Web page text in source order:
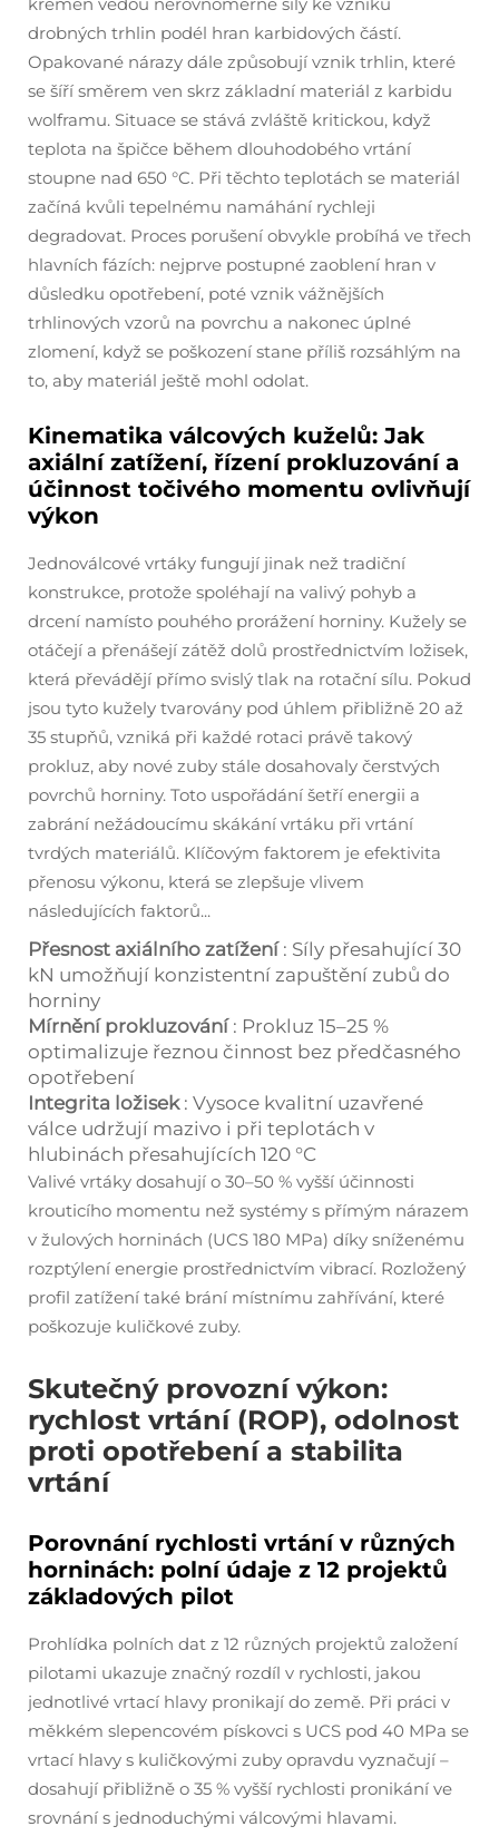
drobných trhlin podél hran karbidových částí.
Opakované nárazy dále způsobují vznik trhlin, které
se šíří směrem ven skrz základní materiál z karbidu
wolframu. Situace se stává zvláště kritickou, když
teplota na špičce během dlouhodobého vrtání
stoupne nad 650 °C. Při těchto teplotách se materiál
začíná kvůli tepelnému namáhání rychleji
degradovat. Proces porušení obvykle probíhá ve třech
hlavních fázích: nejprve postupné zaoblení hran v
důsledku opotřebení, poté vznik vážnějších
trhlinových vzorů na povrchu a nakonec úplné
zlomení, když se poškození stane příliš rozsáhlým na
to, aby materiál ještě mohl odolat.
Kinematika válcových kuželů: Jak
axiální zatížení, řízení prokluzování a
účinnost točivého momentu ovlivňují
výkon
Jednoválcové vrtáky fungují jinak než tradiční
konstrukce, protože spoléhají na valivý pohyb a
drcení namísto pouhého prorážení horniny. Kužely se
otáčejí a přenášejí zátěž dolů prostřednictvím ložisek,
která převádějí přímo svislý tlak na rotační sílu. Pokud
jsou tyto kužely tvarovány pod úhlem přibližně 20 až
35 stupňů, vzniká při každé rotaci právě takový
prokluz, aby nové zuby stále dosahovaly čerstvých
povrchů horniny. Toto uspořádání šetří energii a
zabrání nežádoucímu skákání vrtáku při vrtání
tvrdých materiálů. Klíčovým faktorem je efektivita
přenosu výkonu, která se zlepšuje vlivem
následujících faktorů...
Přesnost axiálního zatížení : Síly přesahující 30
kN umožňují konzistentní zapuštění zubů do
horniny
Mírnění prokluzování : Prokluz 15–25 %
optimalizuje řeznou činnost bez předčasného
opotřebení
Integrita ložisek : Vysoce kvalitní uzavřené
válce udržují mazivo i při teplotách v
hlubinách přesahujících 120 °C
Valivé vrtáky dosahují o 30–50 % vyšší účinnosti
krouticího momentu než systémy s přímým nárazem
v žulových horninách (UCS 180 MPa) díky sníženému
rozptýlení energie prostřednictvím vibrací. Rozložený
profil zatížení také brání místnímu zahřívání, které
poškozuje kuličkové zuby.
Skutečný provozní výkon:
rychlost vrtání (ROP), odolnost
proti opotřebení a stabilita
vrtání
Porovnání rychlosti vrtání v různých
horninách: polní údaje z 12 projektů
základových pilot
Prohlídka polních dat z 12 různých projektů založení
pilotami ukazuje značný rozdíl v rychlosti, jakou
jednotlivé vrtací hlavy pronikají do země. Při práci v
měkkém slepencovém pískovci s UCS pod 40 MPa se
vrtací hlavy s kuličkovými zuby opravdu vyznačují –
dosahují přibližně o 35 % vyšší rychlosti pronikání ve
srovnání s jednoduchými válcovými hlavami.